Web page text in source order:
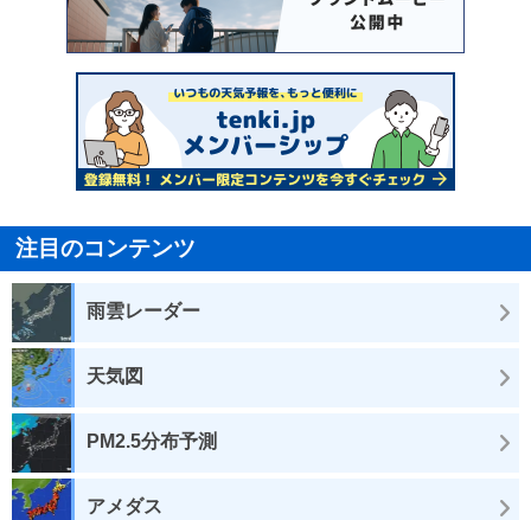
注目のコンテンツ
雨雲レーダー
天気図
PM2.5分布予測
アメダス